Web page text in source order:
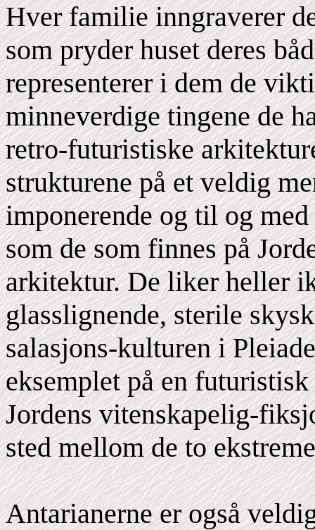
Hver familie inngraverer
som pryder huset deres
representerer i dem de
minneverdige tingene de
retro-futuristiske
strukturene på et veldig
imponerende og til og
som de som finnes på
arkitektur. De liker heller
glasslignende, sterile
salasjons-kulturen i
eksemplet på en
Jordens vitenskapelig-
sted mellom de to
Antarianerne er også